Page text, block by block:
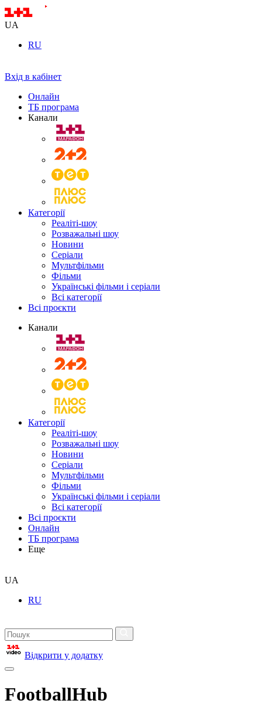
UA
RU
Вхід в кабінет
Онлайн
ТБ програма
Канали
Категорії
Реаліті-шоу
Розважальні шоу
Новини
Серіали
Мультфільми
Фільми
Українські фільми і серіали
Всі категорії
Всі проєкти
Канали
Категорії
Реаліті-шоу
Розважальні шоу
Новини
Серіали
Мультфільми
Фільми
Українські фільми і серіали
Всі категорії
Всі проєкти
Онлайн
ТБ програма
Еще
UA
RU
Відкрити у додатку
FootballHub